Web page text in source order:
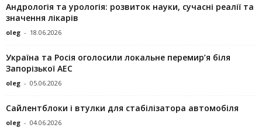
Андрологія та урологія: розвиток науки, сучасні реалії та
значення лікарів
oleg - 18.06.2026
Україна та Росія оголосили локальне перемир’я біля
Запорізької АЕС
oleg - 05.06.2026
Сайлентблоки і втулки для стабілізатора автомобіля
oleg - 04.06.2026